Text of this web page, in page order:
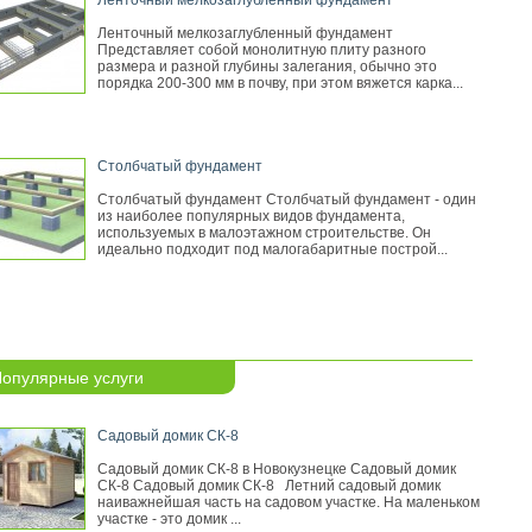
Ленточный мелкозаглубленный фундамент
Представляет собой монолитную плиту разного
размера и разной глубины залегания, обычно это
порядка 200-300 мм в почву, при этом вяжется карка...
Столбчатый фундамент
Столбчатый фундамент Столбчатый фундамент - один
из наиболее популярных видов фундамента,
используемых в малоэтажном строительстве. Он
идеально подходит под малогабаритные построй...
услуги
Садовый домик СК-8
Садовый домик СК-8 в Новокузнецке Садовый домик
СК-8 Садовый домик СК-8 Летний садовый домик
наиважнейшая часть на садовом участке. На маленьком
участке - это домик ...